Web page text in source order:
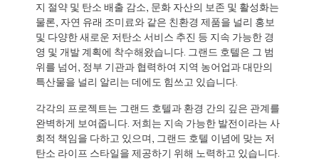
지 절약 및 탄소 배출 감소, 문화 자산의 보존 및 활성화는
물론, 자연 유래 조미료와 같은 친환경 제품을 널리 홍보
및 다양한 새로운 저탄소 서비스 추진 등 지속 가능한 경
영 및 개발 계획에 착수해왔습니다. 그랜드 호텔은 그 범
위를 넘어, 정부 기관과 협력하여 지역 농어업과 대만의
특산물을 널리 알리는 데에도 힘쓰고 있습니다.
각각의 프로젝트는 그랜드 호텔과 환경 간의 깊은 관계를
완벽하게 보여줍니다. 저희는 지속 가능한 발전이라는 사
회적 책임을 다하고 있으며, 그랜드 호텔 이념에 맞는 저
탄소 라이프 스타일을 제공하기 위해 노력하고 있습니다.